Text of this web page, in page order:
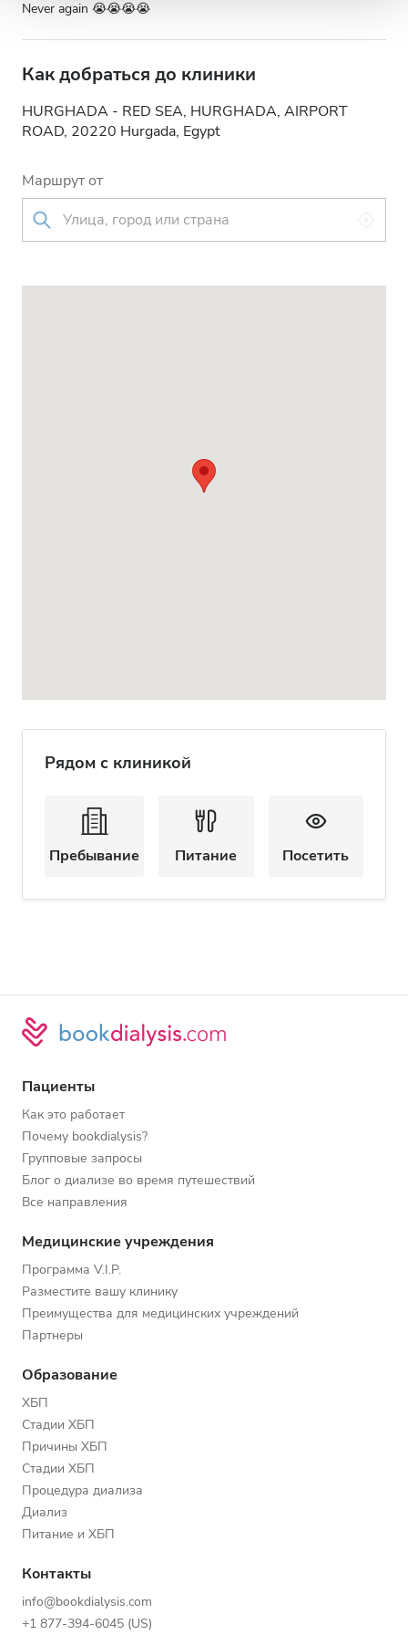
Never again 😭😭😭😭
Как добраться до клиники
HURGHADA - RED SEA, HURGHADA, AIRPORT
ROAD, 20220 Hurgada, Egypt
Маршрут от
Рядом с клиникой
Пребывание Питание Посетить
Пациенты
Как это работает
Почему bookdialysis?
Групповые запросы
Блог о диализе во время путешествий
Все направления
Медицинские учреждения
Программа V.I.P.
Разместите вашу клинику
Преимущества для медицинских учреждений
Партнеры
Образование
ХБП
Стадии ХБП
Причины ХБП
Стадии ХБП
Процедура диализа
Диализ
Питание и ХБП
Контакты
info@bookdialysis.com
+1 877-394-6045 (US)